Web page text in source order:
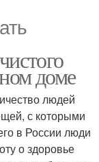
доме
людей
с которыми
в России люди
о здоровье